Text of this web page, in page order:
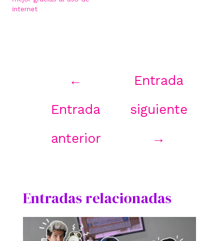
internet
←
Entrada
anterior
Entrada
siguiente
→
Entradas relacionadas